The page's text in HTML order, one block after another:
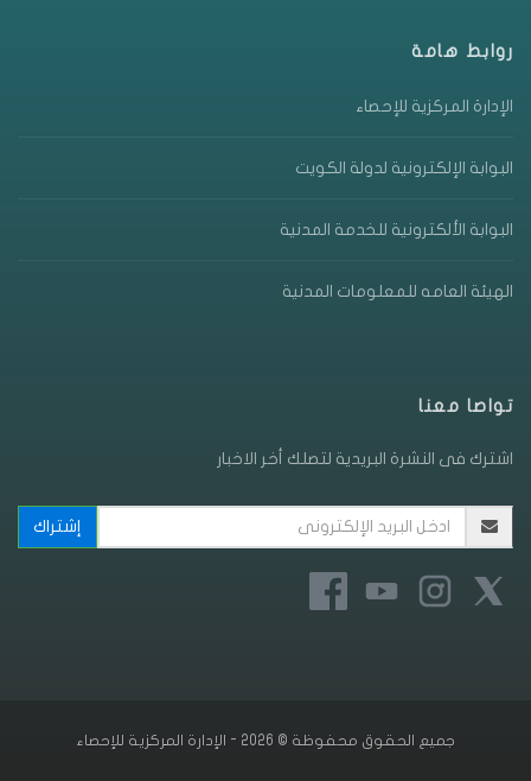
روابط هامة
الإدارة المركزية للإحصاء
البوابة الإلكترونية لدولة الكويت
البوابة الألكترونية للخدمة المدنية
الهيئة العامه للمعلومات المدنية
تواصا معنا
اشترك فى النشرة البريدية لتصلك أخر الاخبار
جميع الحقوق محفوظة © 2026 - الإدارة المركزية للإحصاء